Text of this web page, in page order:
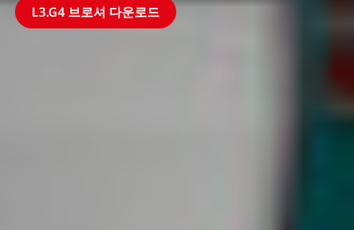
L3.G4 브로셔 다운로드